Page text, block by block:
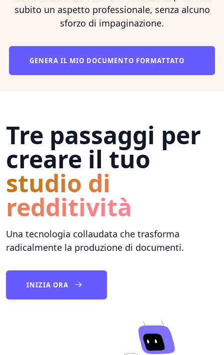
subito un aspetto professionale, senza alcuno
sforzo di impaginazione.
GENERA IL MIO DOCUMENTO FORMATTATO
Tre passaggi per
creare il tuo
studio di
redditività
Una tecnologia collaudata che trasforma
radicalmente la produzione di documenti.
INIZIA ORA